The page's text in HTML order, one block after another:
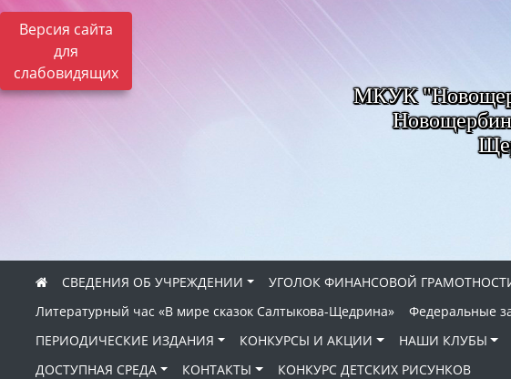
Версия сайта
для
слабовидящих
МКУК
СВЕДЕНИЯ ОБ УЧРЕЖДЕНИИ УГОЛОК ФИНАНСОВОЙ
Литературный час «В мире сказок Салтыкова-Щедрина»
Федеральные
ПЕРИОДИЧЕСКИЕ ИЗДАНИЯ
КОНКУРСЫ И АКЦИИ НАШИ КЛУБЫ
ДОСТУПНАЯ СРЕДА
КОНТАКТЫ КОНКУРС ДЕТСКИХ РИСУНКОВ